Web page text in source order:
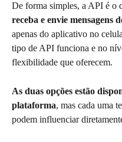
De forma simples, a API é o
receba e envie mensagens
apenas do aplicativo no
tipo de API funciona e no
flexibilidade que oferecem.
As duas opções estão
plataforma, mas cada uma
podem influenciar